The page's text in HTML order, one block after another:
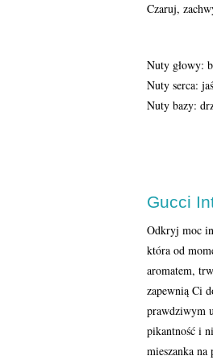
Czaruj,
Nuty głowy:
Nuty serca:
Nuty bazy:
Gucci
Odkryj moc
która od
aromatem,
zapewnią Ci
prawdziwym
pikantność i
mieszanka